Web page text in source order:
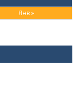
Янв »